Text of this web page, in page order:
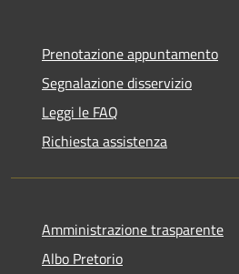
Prenotazione appuntamento
Segnalazione disservizio
Leggi le FAQ
Richiesta assistenza
Amministrazione trasparente
Albo Pretorio